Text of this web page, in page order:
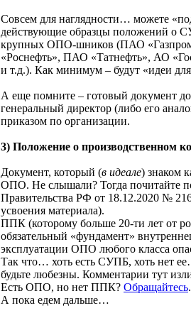
Совсем для наглядности… можете
действующие образцы положений о
крупных ОПО-шников (ПАО
«Роснефть», ПАО «Татнефть», АО
и т.д.). Как минимум – будут «идеи для
А еще помните – готовый документ
генеральный директор (либо его
приказом по организации.
3) Положение о производственном
Документ, который (в идеале) знаком
ОПО. Не слышали? Тогда почитайте
Правительства РФ от 18.12.2020 №
усвоения материала).
ППК (которому больше 20-ти лет от
обязательный «фундамент»
эксплуатации ОПО любого класса
Так что… хоть есть СУПБ, хоть нет
будьте любезны. Комментарии тут
Есть ОПО, но нет ППК? Обращайтесь
А пока едем дальше…